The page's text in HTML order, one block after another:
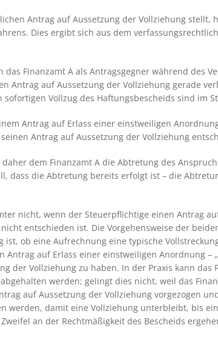
Antrag auf Aussetzung der Vollziehung stellt,
Dies ergibt sich aus dem
Finanzamt A als Antragsgegner während des
Antrag auf Aussetzung der Vollziehung gerade
sofortigen Vollzug des Haftungsbescheids sind im
Antrag auf Erlass einer einstweiligen
Antrag auf Aussetzung der Vollziehung
dem Finanzamt A die Abtretung des
dass die Abtretung bereits erfolgt ist – die
nicht, wenn der Steuerpflichtige einen Antrag
entschieden ist. Die Vorgehensweise der
ob eine Aufrechnung eine typische
auf Erlass einer einstweiligen Anordnung –
der Vollziehung zu haben. In der Praxis kann das
werden; gelingt dies nicht, weil das
auf Aussetzung der Vollziehung vorgezogen
werden, damit eine Vollziehung unterbleibt, bis
an der Rechtmäßigkeit des Bescheids